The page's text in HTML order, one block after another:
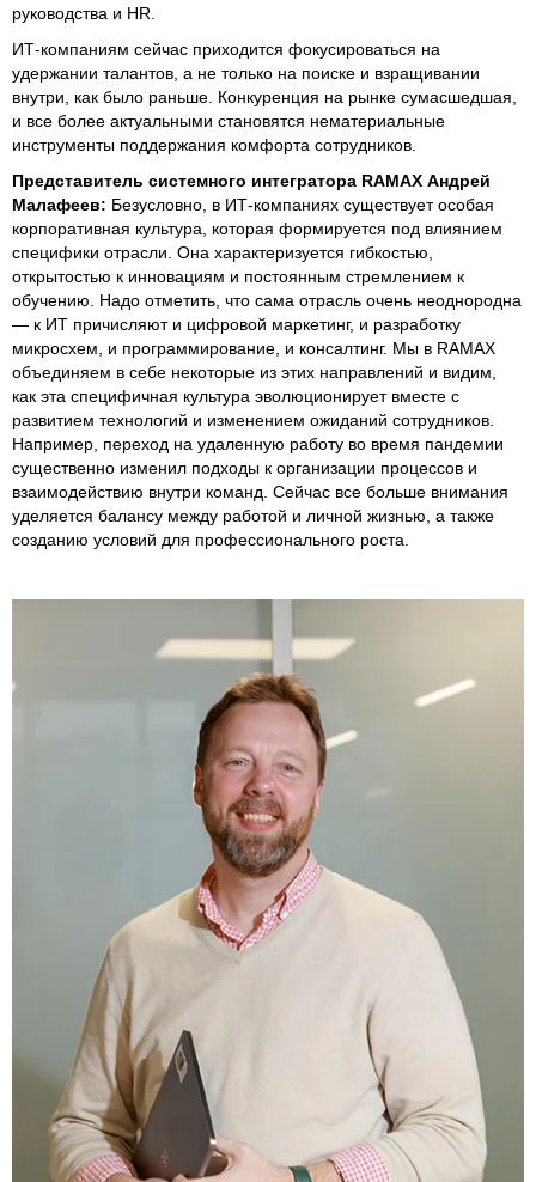
руководства и HR.
ИТ-компаниям сейчас приходится фокусироваться на
удержании талантов, а не только на поиске и взращивании
внутри, как было раньше. Конкуренция на рынке сумасшедшая,
и все более актуальными становятся нематериальные
инструменты поддержания комфорта сотрудников.
Представитель системного интегратора RAMAX Андрей
Малафеев: Безусловно, в ИТ-компаниях существует особая
корпоративная культура, которая формируется под влиянием
специфики отрасли. Она характеризуется гибкостью,
открытостью к инновациям и постоянным стремлением к
обучению. Надо отметить, что сама отрасль очень неоднородна
— к ИТ причисляют и цифровой маркетинг, и разработку
микросхем, и программирование, и консалтинг. Мы в RAMAX
объединяем в себе некоторые из этих направлений и видим,
как эта специфичная культура эволюционирует вместе с
развитием технологий и изменением ожиданий сотрудников.
Например, переход на удаленную работу во время пандемии
существенно изменил подходы к организации процессов и
взаимодействию внутри команд. Сейчас все больше внимания
уделяется балансу между работой и личной жизнью, а также
созданию условий для профессионального роста.